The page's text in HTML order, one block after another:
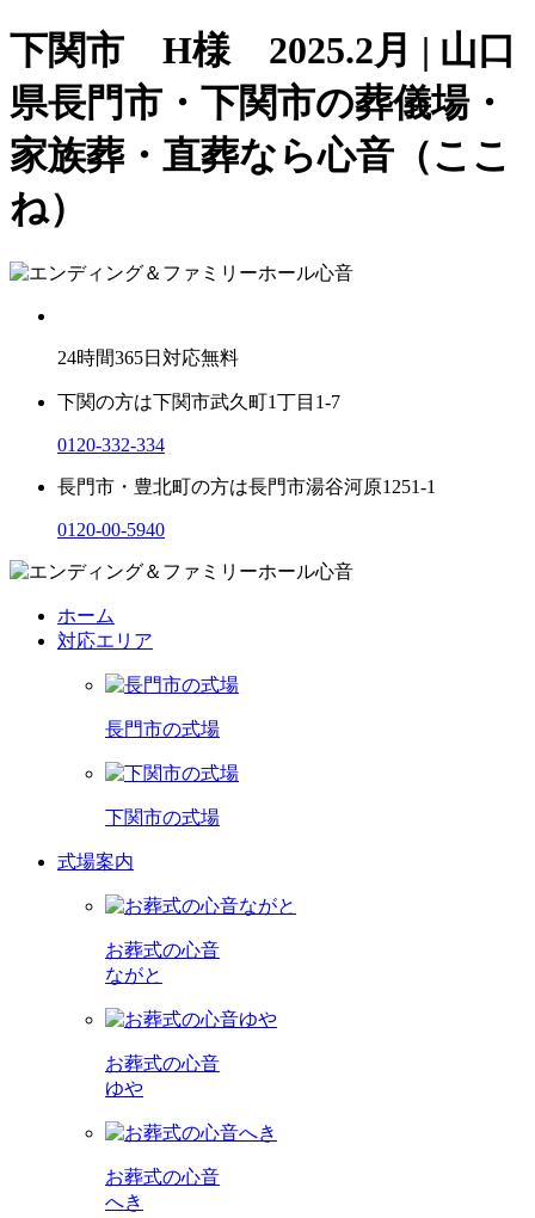
下関市 H様 2025.2月 | 山口
県長門市・下関市の葬儀場・
家族葬・直葬なら心音（ここ
ね）
24時間365日対応無料
下関の方は下関市武久町1丁目1-7
0120-332-334
長門市・豊北町の方は長門市湯谷河原1251-1
0120-00-5940
ホーム
対応エリア
長門市の式場
下関市の式場
式場案内
お葬式の心音
ながと
お葬式の心音
ゆや
お葬式の心音
へき